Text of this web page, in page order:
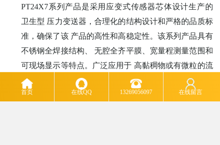
PT24X7系列产品是采用应变式传感器芯体设计生产的
卫生型 压力变送器，合理化的结构设计和严格的品质标
准，确保了该 产品的高性和高稳定性。该系列产品具有
不锈钢全焊接结构、无腔全齐平膜、宽量程测量范围和
可现场显示等特点。广泛应用于 高黏稠物或有微粒的流
体压力测量与控制。
首页 在线QQ 13269056097 在线留言